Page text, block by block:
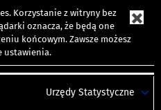
. Korzystanie z witryny bez
oznacza, że będą one
końcowym. Zawsze możesz
ustawienia.
Urzędy Statystyczne